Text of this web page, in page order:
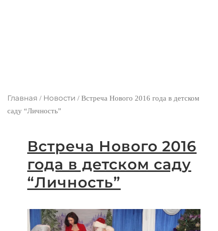
Главная / Новости / Встреча Нового 2016 года в детском
саду “Личность”
Встреча Нового 2016
года в детском саду
“Личность”